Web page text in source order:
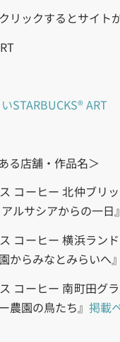
リックするとサイト
STARBUCKS® ART
る店舗・作品名＞
コーヒー 北仲ブリ
ルサシアからの一日』
コーヒー 横浜ラン
からみなとみらいへ』
コーヒー 南町田グ
園の鳥たち』 掲載